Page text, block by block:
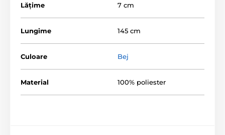
Lăţime 7 cm
Lungime 145 cm
Culoare Bej
Material 100% poliester